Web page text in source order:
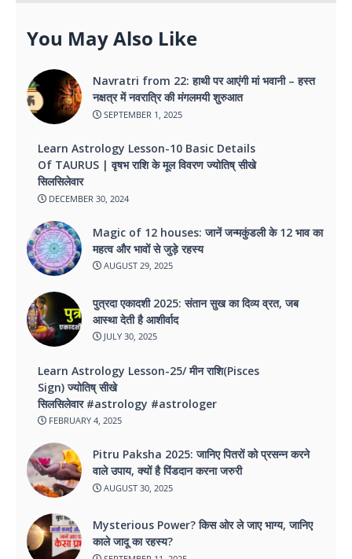
You May Also Like
Navratri from 22: हाथी पर आएंगी मां भवानी – हस्त
नक्षत्र में नवरात्रि की मंगलमयी शुरुआत
SEPTEMBER 1, 2025
Learn Astrology Lesson-10 Basic Details
Of TAURUS | वृषभ राशि के मूल विवरण ज्योतिष् सीखे
सिलसिलेवार
DECEMBER 30, 2024
Magic of 12 houses: जानें जन्मकुंडली के 12 भाव का
महत्व और भावों से जुड़े रहस्य
AUGUST 29, 2025
पुत्रदा एकादशी 2025: संतान सुख का दिव्य व्रत, जब
आस्था देती है आशीर्वाद
JULY 30, 2025
Learn Astrology Lesson-25/ मीन राशि(Pisces
Sign) ज्योतिष् सीखे
सिलसिलेवार #astrology #astrologer
FEBRUARY 4, 2025
Pitru Paksha 2025: जानिए पितरों को प्रसन्न करने
वाले उपाय, क्यों है पिंडदान करना जरुरी
AUGUST 30, 2025
Mysterious Power? किस ओर ले जाए भाग्य, जानिए
काले जादू का रहस्य?